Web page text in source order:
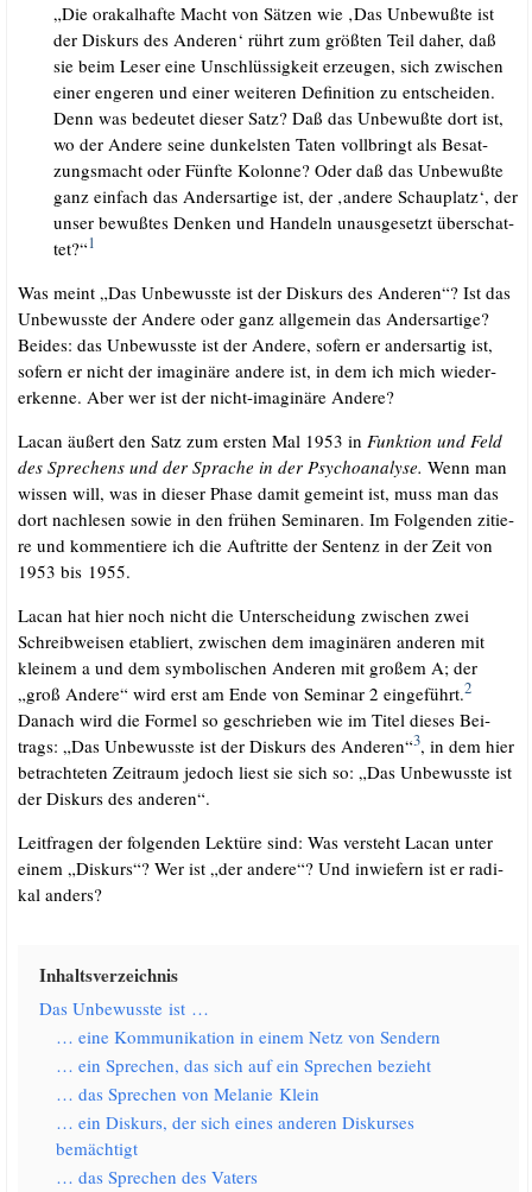
„Die ora­kal­haf­te Macht von Sät­zen wie ‚Das Unbe­wuß­te ist
der Dis­kurs des Ande­ren‘ rührt zum größ­ten Teil daher, daß
sie beim Leser eine Unschlüs­sig­keit erzeu­gen, sich zwi­schen
einer enge­ren und einer wei­te­ren Defi­ni­ti­on zu ent­schei­den.
Denn was bedeu­tet die­ser Satz? Daß das Unbe­wuß­te dort ist,
wo der Ande­re sei­ne dun­kels­ten Taten voll­bringt als Besat­
zungs­macht oder Fünf­te Kolon­ne? Oder daß das Unbe­wuß­te
ganz ein­fach das Anders­ar­ti­ge ist, der ‚ande­re Schau­platz‘, der
unser bewuß­tes Den­ken und Han­deln unaus­ge­setzt über­schat­
tet?“1
Was meint „Das Unbe­wuss­te ist der Dis­kurs des Ande­ren“? Ist das
Unbe­wuss­te der Ande­re oder ganz all­ge­mein das Anders­ar­ti­ge?
Bei­des: das Unbe­wuss­te ist der Ande­re, sofern er anders­ar­tig ist,
sofern er nicht der ima­gi­nä­re ande­re ist, in dem ich mich wie­der­
erken­ne. Aber wer ist der nicht-ima­gi­nä­re Andere?
Lacan äußert den Satz zum ers­ten Mal 1953 in Funk­ti­on und Feld
des Spre­chens und der Spra­che in der Psy­cho­ana­ly­se. Wenn man
wis­sen will, was in die­ser Pha­se damit gemeint ist, muss man das
dort nach­le­sen sowie in den frü­hen Semi­na­ren. Im Fol­gen­den zitie­
re und kom­men­tie­re ich die Auf­trit­te der Sen­tenz in der Zeit von
1953 bis 1955.
Lacan hat hier noch nicht die Unter­schei­dung zwi­schen zwei
Schreib­wei­sen eta­bliert, zwi­schen dem ima­gi­nä­ren ande­ren mit
klei­nem a und dem sym­bo­li­schen Ande­ren mit gro­ßem A; der
„groß Ande­re“ wird erst am Ende von Semi­nar 2 ein­ge­führt.2
Danach wird die For­mel so geschrie­ben wie im Titel die­ses Bei­
trags: „Das Unbe­wuss­te ist der Dis­kurs des Ande­ren“3, in dem hier
betrach­te­ten Zeit­raum jedoch liest sie sich so: „Das Unbe­wuss­te ist
der Dis­kurs des anderen“.
Leit­fra­gen der fol­gen­den Lek­tü­re sind: Was ver­steht Lacan unter
einem „Dis­kurs“? Wer ist „der ande­re“? Und inwie­fern ist er radi­
kal anders?
Inhalts­ver­zeich­nis
Das Unbe­wuss­te ist …
… eine Kom­mu­ni­ka­ti­on in einem Netz von Sendern
… ein Spre­chen, das sich auf ein Spre­chen bezieht
… das Spre­chen von Mela­nie Klein
… ein Dis­kurs, der sich eines ande­ren Dis­kur­ses
bemächtigt
… das Spre­chen des Vaters